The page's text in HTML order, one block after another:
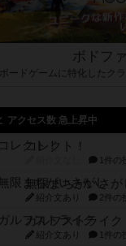
ボドフ
ボードゲームに特化したク
アクセス数 急上昇中
コレクト！
1件の
無限まちがいさが
紹介文あり 2件の
ガルフストライク
紹介文あり 1件の